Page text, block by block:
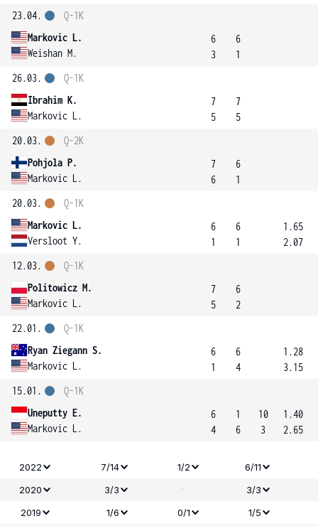
23.04.
Markovic L.
Weishan M.
Q-1K
6
3
6
1
26.03.
Ibrahim K.
Markovic L.
Q-1K
7
5
7
5
20.03.
Pohjola P.
Markovic L.
Q-2K
7
6
6
1
20.03.
Markovic L.
Versloot Y.
Q-1K
6
1
6
1
1.65
2.07
12.03.
Politowicz M.
Markovic L.
Q-1K
7
5
6
2
22.01.
Ryan Ziegann S.
Markovic L.
Q-1K
6
1
6
4
1.28
3.15
15.01.
Uneputty E.
Markovic L.
Q-1K
6
4
1
6
10
3
1.40
2.65
2022 7/14 1/2
6/11
2020
3/3 -
3/3
2019
1/6 0/1
1/5